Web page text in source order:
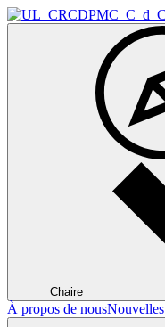
Chaire
À propos de nousNouvelles